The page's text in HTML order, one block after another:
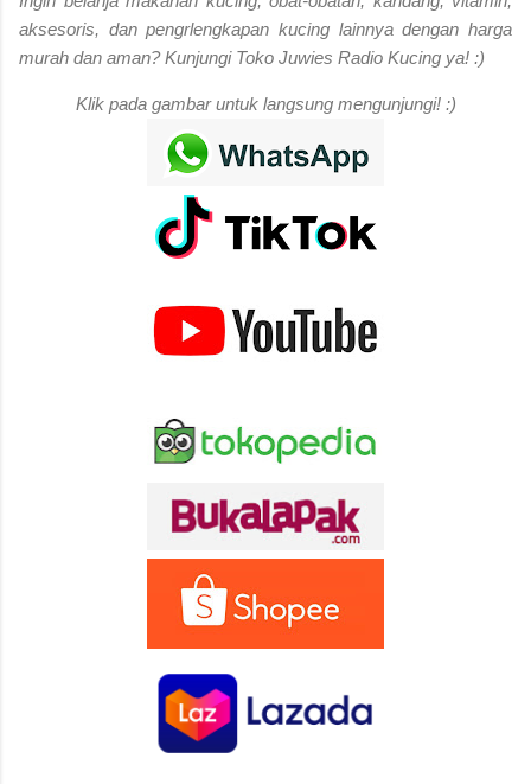
aksesoris, dan pengrlengkapan kucing lainnya dengan harga
murah dan aman? Kunjungi Toko Juwies Radio Kucing ya! :)
Klik pada gambar untuk langsung mengunjungi! :)